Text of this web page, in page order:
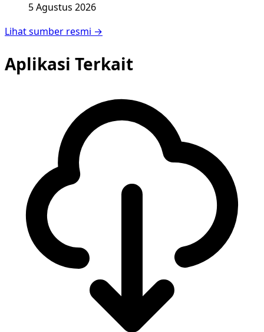
5 Agustus 2026
Lihat sumber resmi →
Aplikasi Terkait